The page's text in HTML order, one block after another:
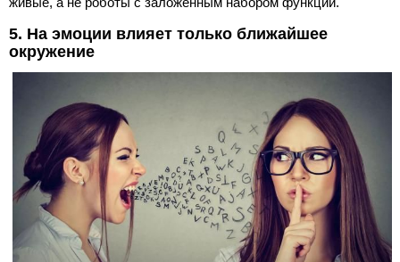
5. На эмоции влияет только ближайшее
окружение